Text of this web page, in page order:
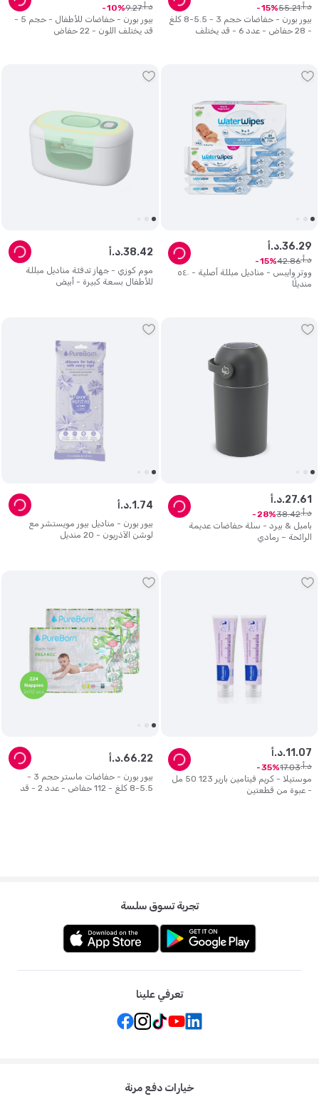
بيور بورن - حفاضات حجم 3 - 5.5-8 كلغ
- 28 حفاض - عدد 6 - قد يختلف
د.أ. 55.21
15
بيور بورن - حفاضات للأطفال - حجم 5 -
قد يختلف اللون - 22 حفاض
د.أ. 9.27
10
ووتر وايبس - مناديل مبللة أصلية - ٥٤٠
منديلًا
د.أ.36.29
د.أ. 42.86
15
موم كوزي - جهاز تدفئة مناديل مبللة
للأطفال بسعة كبيرة - أبيض
د.أ.38.42
بامبل & بيرد - سلة حفاضات عديمة
الرائحة – رمادي
د.أ.27.61
د.أ. 38.42
28
بيور بورن - مناديل بيور مويستشر مع
لوشن الآذريون - 20 منديل
د.أ.1 .74
موستيلا - كريم فيتامين بارير 123 50 مل
- عبوة من قطعتين
د.أ.11 .07
د.أ. 17.03
35
بيور بورن - حفاضات ماستر حجم 3 -
5.5-8 كلغ - 112 حفاض - عدد 2 - قد
د.أ.66.22
تجربة تسوق سلسة
تعرفي علينا
خيارات دفع مرنة